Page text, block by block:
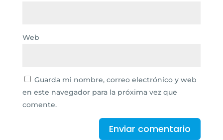
Web
Guarda mi nombre, correo electrónico y web
en este navegador para la próxima vez que
comente.